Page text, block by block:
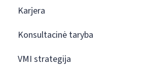
Karjera
Konsultacinė taryba
VMI strategija